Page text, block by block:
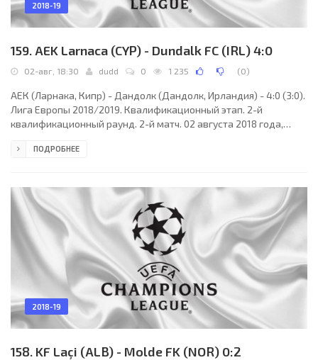
2018-19
159. AEK Larnaca (CYP) - Dundalk FC (IRL) 4:0
02-авг, 18:30 dudd 0 1 235 (0)
АЕК (Ларнака, Кипр) - Дандолк (Дандолк, Ирландия) - 4:0 (3:0).
Лига Европы 2018/2019. Квалификационный этап. 2-й
квалификационный раунд. 2-й матч. 02 августа 2018 года,
АЕК Арена. 3991 зритель (50 % при вместимости 8000).
Хорватия). Резервный судья: Игор Паяч (Хорватия). АЕК
(Ларнака): 25. ТОНЬО Рамирес Мартинес (ИСП); 2. Игор
ПОДРОБНЕЕ
2018-19
158. KF Laçi (ALB) - Molde FK (NOR) 0:2